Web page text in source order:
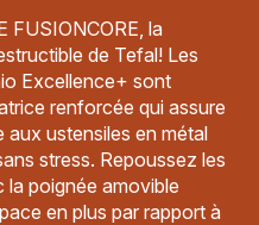
FUSIONCORE, la
de Tefal! Les
Excellence+ sont
renforcée qui assure
ustensiles en métal
stress. Repoussez les
la poignée amovible
en plus par rapport à